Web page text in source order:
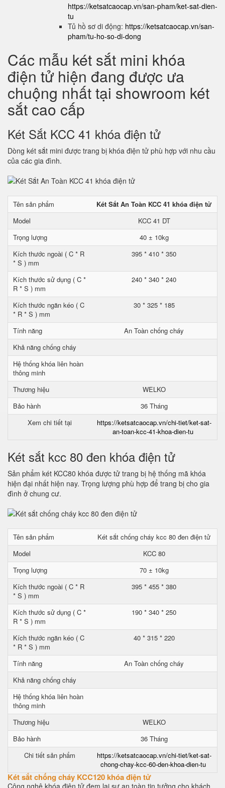
https://ketsatcaocap.vn/san-pham/ket-sat-dien-
tu
Tủ hồ sơ di động: https://ketsatcaocap.vn/san-
pham/tu-ho-so-di-dong
Các mẫu két sắt mini khóa
điện tử hiện đang được ưa
chuộng nhất tại showroom két
sắt cao cấp
Két Sắt KCC 41 khóa điện tử
Dòng két sắt mini được trang bị khóa điện tử phù hợp với nhu cầu
của các gia đình.
Tên sản phẩm
Két Sắt An Toàn KCC 41 khóa điện tử
Model
KCC 41 DT
Trọng lượng
40 ± 10kg
Kích thước ngoài ( C * R
* S ) mm
395 * 410 * 350
Kích thước sử dụng ( C *
R * S ) mm
240 * 340 * 240
Kích thước ngăn kéo ( C
* R * S ) mm
30 * 325 * 185
Tính năng
An Toàn chống cháy
Khả năng chống cháy
Hệ thống khóa liên hoàn
thông minh
Thương hiệu
WELKO
Bảo hành
36 Tháng
Xem chi tiết tại
https://ketsatcaocap.vn/chi-tiet/ket-sat-
an-toan-kcc-41-khoa-dien-tu
Két sắt kcc 80 đen khóa điện tử
Sản phẩm két KCC80 khóa được tử trang bị hệ thống mã khóa
hiện đại nhất hiện nay. Trọng lượng phù hợp để trang bị cho gia
đình ở chung cư.
Tên sản phẩm
Két sắt chống cháy kcc 80 đen điện tử
Model
KCC 80
Trọng lượng
70 ± 10kg
Kích thước ngoài ( C * R
* S ) mm
395 * 455 * 380
Kích thước sử dụng ( C *
R * S ) mm
190 * 340 * 250
Kích thước ngăn kéo ( C
* R * S ) mm
40 * 315 * 220
Tính năng
An Toàn chống cháy
Khả năng chống cháy
Hệ thống khóa liên hoàn
thông minh
Thương hiệu
WELKO
Bảo hành
36 Tháng
Chi tiết sản phẩm
https://ketsatcaocap.vn/chi-tiet/ket-sat-
chong-chay-kcc-60-den-khoa-dien-tu
Két sắt chống cháy KCC120 khóa điện tử
Công nghệ khóa điện tử đem lại sự an toàn tin tưởng cho khách